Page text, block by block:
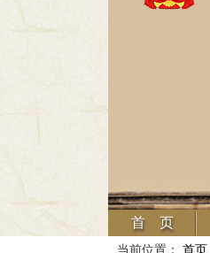
首 页
当前位置： 首页